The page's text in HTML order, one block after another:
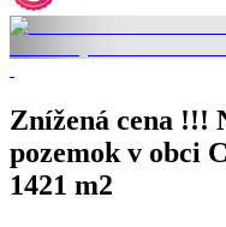
Znížená cena !!!
pozemok v obci
1421 m2